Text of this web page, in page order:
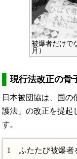
被爆者だけで
月）
現行法改正の骨
日本被団協は、国の
護法」の改正を提起
す。
1 ふたたび被爆者